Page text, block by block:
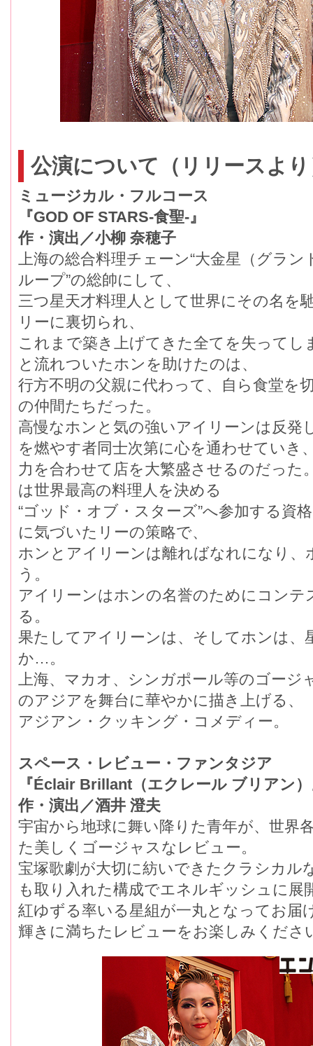
公演について（リリースよ
ミュージカル・フルコース
『GOD OF STARS-食聖-』
作・演出／小柳 奈穂子
上海の総合料理チェーン“大金星（グラ
ループ”の総帥にして、
三つ星天才料理人として世界にその名を
リーに裏切られ、
これまで築き上げてきた全てを失ってし
と流れついたホンを助けたのは、
行方不明の父親に代わって、自ら食堂を
の仲間たちだった。
高慢なホンと気の強いアイリーンは反発
を燃やす者同士次第に心を通わせていき
力を合わせて店を大繁盛させるのだった
は世界最高の料理人を決める
“ゴッド・オブ・スターズ”へ参加する資
に気づいたリーの策略で、
ホンとアイリーンは離ればなれになり、
う。
アイリーンはホンの名誉のためにコン
る。
果たしてアイリーンは、そしてホンは、
か…。
上海、マカオ、シンガポール等のゴージ
のアジアを舞台に華やかに描き上げる、
アジアン・クッキング・コメディー。
スペース・レビュー・ファンタジア
『Éclair Brillant（エクレール ブリアン
作・演出／酒井 澄夫
宇宙から地球に舞い降りた青年が、世界
た美しくゴージャスなレビュー。
宝塚歌劇が大切に紡いできたクラシカル
も取り入れた構成でエネルギッシュに展
紅ゆずる率いる星組が一丸となってお届
輝きに満ちたレビューをお楽しみくださ